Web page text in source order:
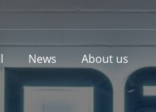
News About us